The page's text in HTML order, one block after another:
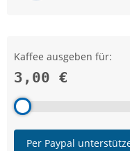
Kaffee ausgeben für:
3,00 €
Per Paypal